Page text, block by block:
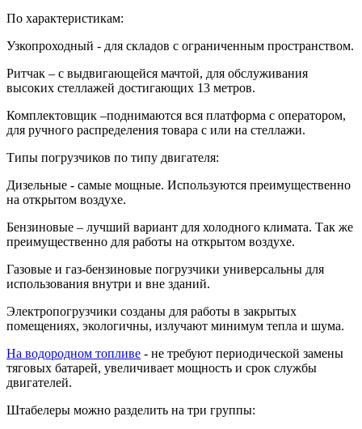
По характеристикам:
Узкопроходный - для складов с ограниченным пространством.
Ритчак – с выдвигающейся мачтой, для обслуживания
высоких стеллажей достигающих 13 метров.
Комплектовщик –поднимаются вся платформа с оператором,
для ручного распределения товара с или на стеллажи.
Типы погрузчиков по типу двигателя:
Дизельные - самые мощные. Используются преимущественно
на открытом воздухе.
Бензиновые – лучший вариант для холодного климата. Так же
преимущественно для работы на открытом воздухе.
Газовые и газ-бензиновые погрузчики универсальны для
использования внутри и вне зданий.
Электропогрузчики созданы для работы в закрытых
помещениях, экологичны, излучают минимум тепла и шума.
На водородном топливе - не требуют периодической замены
тяговых батарей, увеличивает мощность и срок службы
двигателей.
Штабелеры можно разделить на три группы: